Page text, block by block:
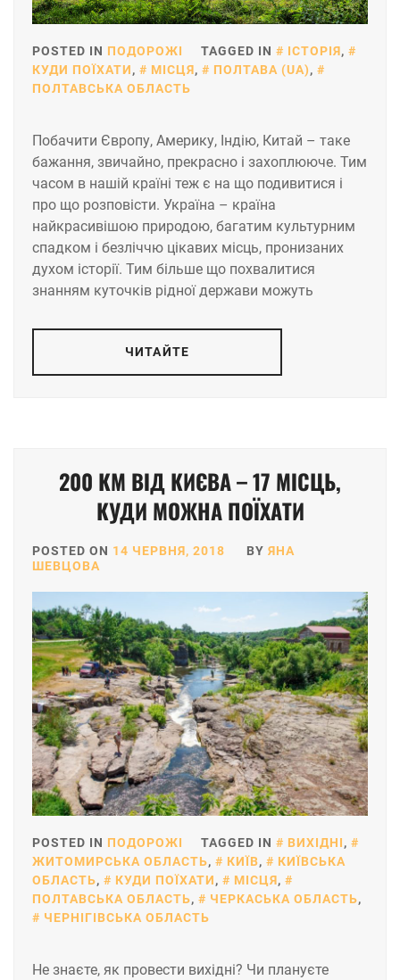
POSTED IN ПОДОРОЖІ TAGGED IN ІСТОРІЯ,
КУДИ ПОЇХАТИ, МІСЦЯ, ПОЛТАВА (UA),
ПОЛТАВСЬКА ОБЛАСТЬ
Побачити Європу, Америку, Індію, Китай – таке
бажання, звичайно, прекрасно і захоплююче. Тим
часом в нашій країні теж є на що подивитися і
про що розповісти. Україна – країна
найкрасивішою природою, багатим культурним
спадком і безліччю цікавих місць, пронизаних
духом історії. Тим більше що похвалитися
знанням куточків рідної держави можуть
ЧИТАЙТЕ
200 КМ ВІД КИЄВА – 17 МІСЦЬ,
КУДИ МОЖНА ПОЇХАТИ
POSTED ON 14 ЧЕРВНЯ, 2018 BY ЯНА
ШЕВЦОВА
POSTED IN ПОДОРОЖІ TAGGED IN ВИХІДНІ,
ЖИТОМИРСЬКА ОБЛАСТЬ, КИЇВ,
КИЇВСЬКА
ОБЛАСТЬ, КУДИ ПОЇХАТИ, МІСЦЯ,
ПОЛТАВСЬКА ОБЛАСТЬ, ЧЕРКАСЬКА ОБЛАСТЬ,
ЧЕРНІГІВСЬКА ОБЛАСТЬ
Не знаєте, як провести вихідні? Чи плануєте